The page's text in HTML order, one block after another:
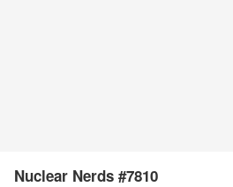
Nuclear Nerds #7810